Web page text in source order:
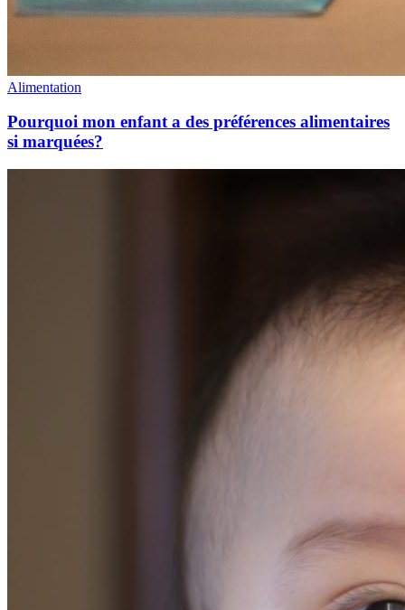
Alimentation
Pourquoi mon enfant a des préférences alimentaires
si marquées?